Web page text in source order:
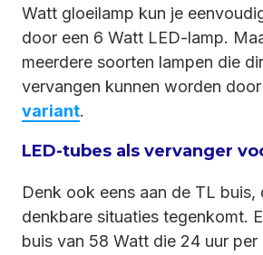
Watt gloeilamp kun je
door een 6 Watt LED-lamp.
meerdere soorten lampen die
vervangen kunnen worden door
variant.
LED-tubes als vervanger
Denk ook eens aan de TL buis,
denkbare situaties tegenkomt.
buis van 58 Watt die 24 uur